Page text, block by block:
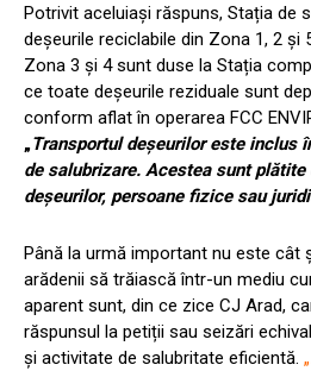
Potrivit aceluiași răspuns, Stația de
deșeurile reciclabile din Zona 1, 2 și
Zona 3 și 4 sunt duse la Stația
ce toate deșeurile reziduale sunt
conform aflat în operarea FCC
„Transportul deşeurilor este inclus
de salubrizare. Acestea sunt
deşeurilor, persoane fizice sau
Până la urmă important nu este cât
arădenii să trăiască într-un mediu
aparent sunt, din ce zice CJ Arad,
răspunsul la petiții sau seizări
și activitate de salubritate eficientă. „